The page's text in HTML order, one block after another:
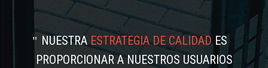
NUESTRAESTRATEGIA DE CALIDADES
PROPORCIONAR A NUESTROS USUARIOS